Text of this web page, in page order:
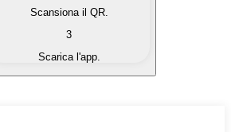
criptovalute in valuta fiat quando ne
con un'altra
cripto in un Wallet self-custodial.
Scansiona il QR.
3
Scarica l'app.